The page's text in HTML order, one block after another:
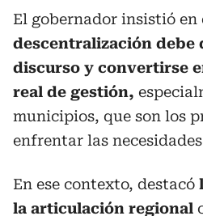
El gobernador insistió en
descentralización debe
discurso y convertirse
real de gestión,
municipios, que son los
enfrentar las
En ese contexto, destacó
la articulación regional